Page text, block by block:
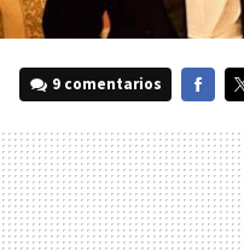
9 comentarios